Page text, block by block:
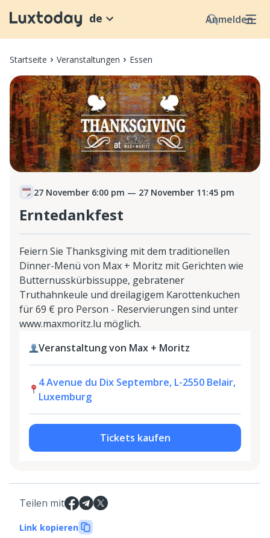
Anmelden
de
Startseite Veranstaltungen Essen
27 November 6:00 pm — 27 November 11:45 pm
Erntedankfest
Feiern Sie Thanksgiving mit dem traditionellen
Dinner-Menü von Max + Moritz mit Gerichten wie
Butternusskürbissuppe, gebratener
Truthahnkeule und dreilagigem Karottenkuchen
für 69 € pro Person - Reservierungen sind unter
www.maxmoritz.lu möglich.
Veranstaltung von Max + Moritz
4 Avenue du Dix Septembre, L-2550 Belair,
Luxemburg
Tickets kaufen
Teilen mit
Link kopieren